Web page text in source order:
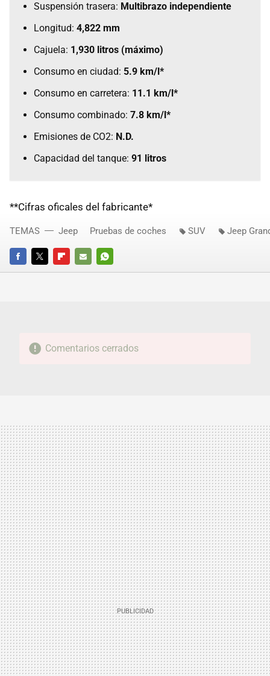
Suspensión trasera: Multibrazo independiente
Longitud: 4,822 mm
Cajuela: 1,930 litros (máximo)
Consumo en ciudad: 5.9 km/l*
Consumo en carretera: 11.1 km/l*
Consumo combinado: 7.8 km/l*
Emisiones de CO2: N.D.
Capacidad del tanque: 91 litros
**Cifras oficales del fabricante*
FACEBOOKTWITTERFLIPBOARD
E-
WHATSAPP
TEMAS Jeep Pruebas de coches SUV Jeep
Comentarios cerrados